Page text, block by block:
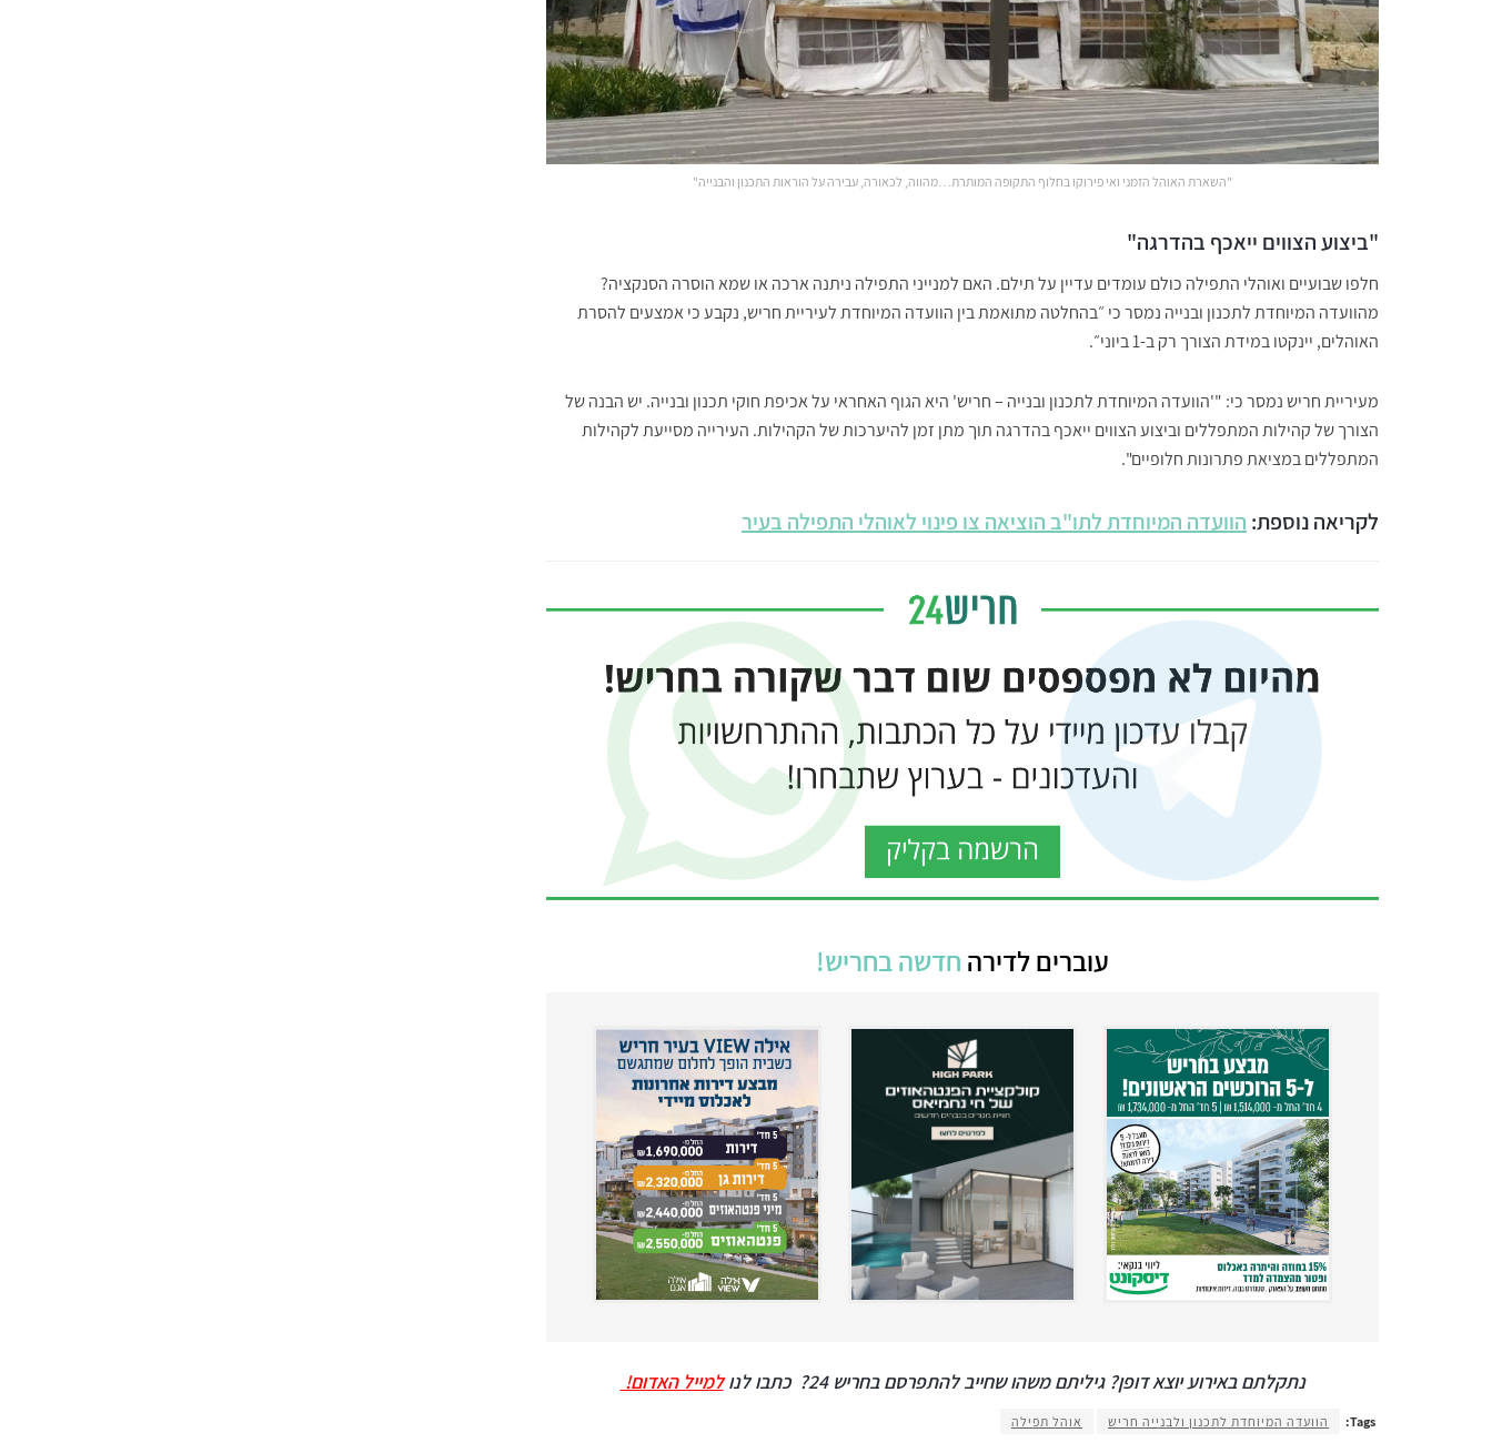
"השארת האוהל הזמני ואי פירוקו בחלוף התקופה המותרת…מהווה, לכאורה, עבירה על הוראות התכנון והבנייה"
"ביצוע הצווים ייאכף בהדרגה"
חלפו שבועיים ואוהלי התפילה כולם עומדים עדיין על תילם. האם למנייני התפילה ניתנה ארכה או שמא הוסרה הסנקציה?
מהוועדה המיוחדת לתכנון ובנייה נמסר כי ״בהחלטה מתואמת בין הוועדה המיוחדת לעיריית חריש, נקבע כי אמצעים להסרת
האוהלים, יינקטו במידת הצורך רק ב-1 ביוני״.
מעיריית חריש נמסר כי: "'הוועדה המיוחדת לתכנון ובנייה – חריש' היא הגוף האחראי על אכיפת חוקי תכנון ובנייה. יש הבנה של
הצורך של קהילות המתפללים וביצוע הצווים ייאכף בהדרגה תוך מתן זמן להיערכות של הקהילות. העירייה מסייעת לקהילות
המתפללים במציאת פתרונות חלופיים".
לקריאה נוספת: הוועדה המיוחדת לתו"ב הוציאה צו פינוי לאוהלי התפילה בעיר
עוברים לדירה חדשה בחריש!
נתקלתם באירוע יוצא דופן? גיליתם משהו שחייב להתפרסם בחריש 24? כתבו לנולמייל האדום!
Tags: הוועדה המיוחדת לתכנון ולבנייה חריש אוהל תפילה